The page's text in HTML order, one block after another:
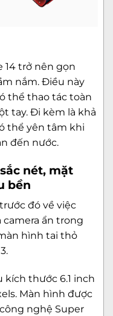
14 trở nên gọn
nắm. Điều này
thể thao tác toàn
tay. Đi kèm là khả
thể yên tâm khi
đến nước.
nét, mặt
bền
đó về việc
camera ẩn trong
hình tai thỏ
kích thước 6.1 inch
Màn hình được
nghệ Super